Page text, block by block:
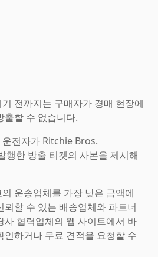
전까지는 구매자가 경매 현장에
출할 수 없습니다.
전자가 Ritchie Bros.
한 방출 티켓의 사본을 제시해
운송업체를 가장 낮은 금액에
뢰할 수 있는 배송업체와 파트너
사 협력업체의 웹 사이트에서 바
인하거나 무료 견적을 요청할 수